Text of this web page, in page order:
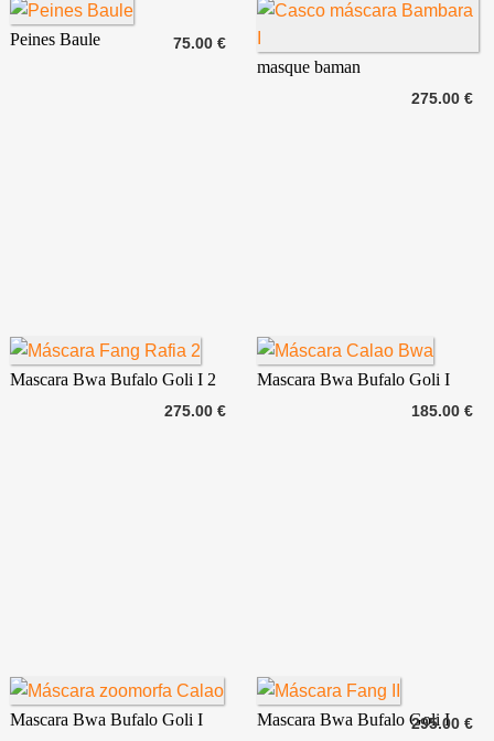
75.00 €
Peines Baule
275.00 €
masque baman
275.00 €
Mascara Bwa Bufalo Goli I 2
185.00 €
Mascara Bwa Bufalo Goli I
Mascara Bwa Bufalo Goli I 295.00 €
Mascara Bwa Bufalo Goli I